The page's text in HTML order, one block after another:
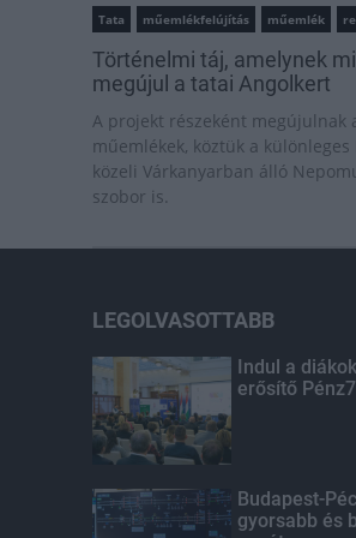
Tata műemlékfelújítás műemlék
Történelmi táj, amelynek
megújul a tatai Angolkert
A projekt részeként
műemlékek, köztük a
közeli Várkanyarban álló
szobor is.
LEGOLVASOTTABB
Indul a
erősítő
Budapest-
gyorsabb és